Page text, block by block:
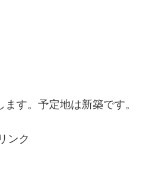
す。予定地は新築です。
ンク